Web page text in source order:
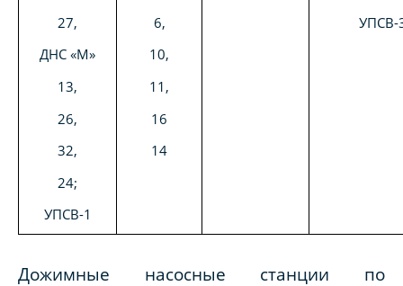
27,
ДНС «М»
13,
26,
32,
24;
УПСВ-1
6,
10,
11,
16
14
УПСВ-
Дожимные насосные станции по